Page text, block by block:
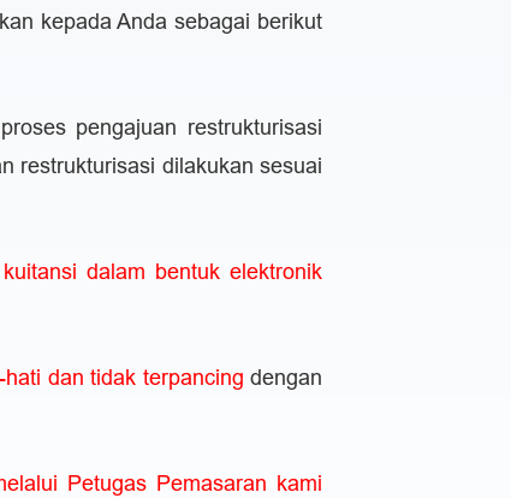
kepada Anda sebagai berikut
proses pengajuan restrukturisasi
restrukturisasi dilakukan sesuai
dalam bentuk elektronik
hati dan tidak terpancing dengan
Petugas Pemasaran kami